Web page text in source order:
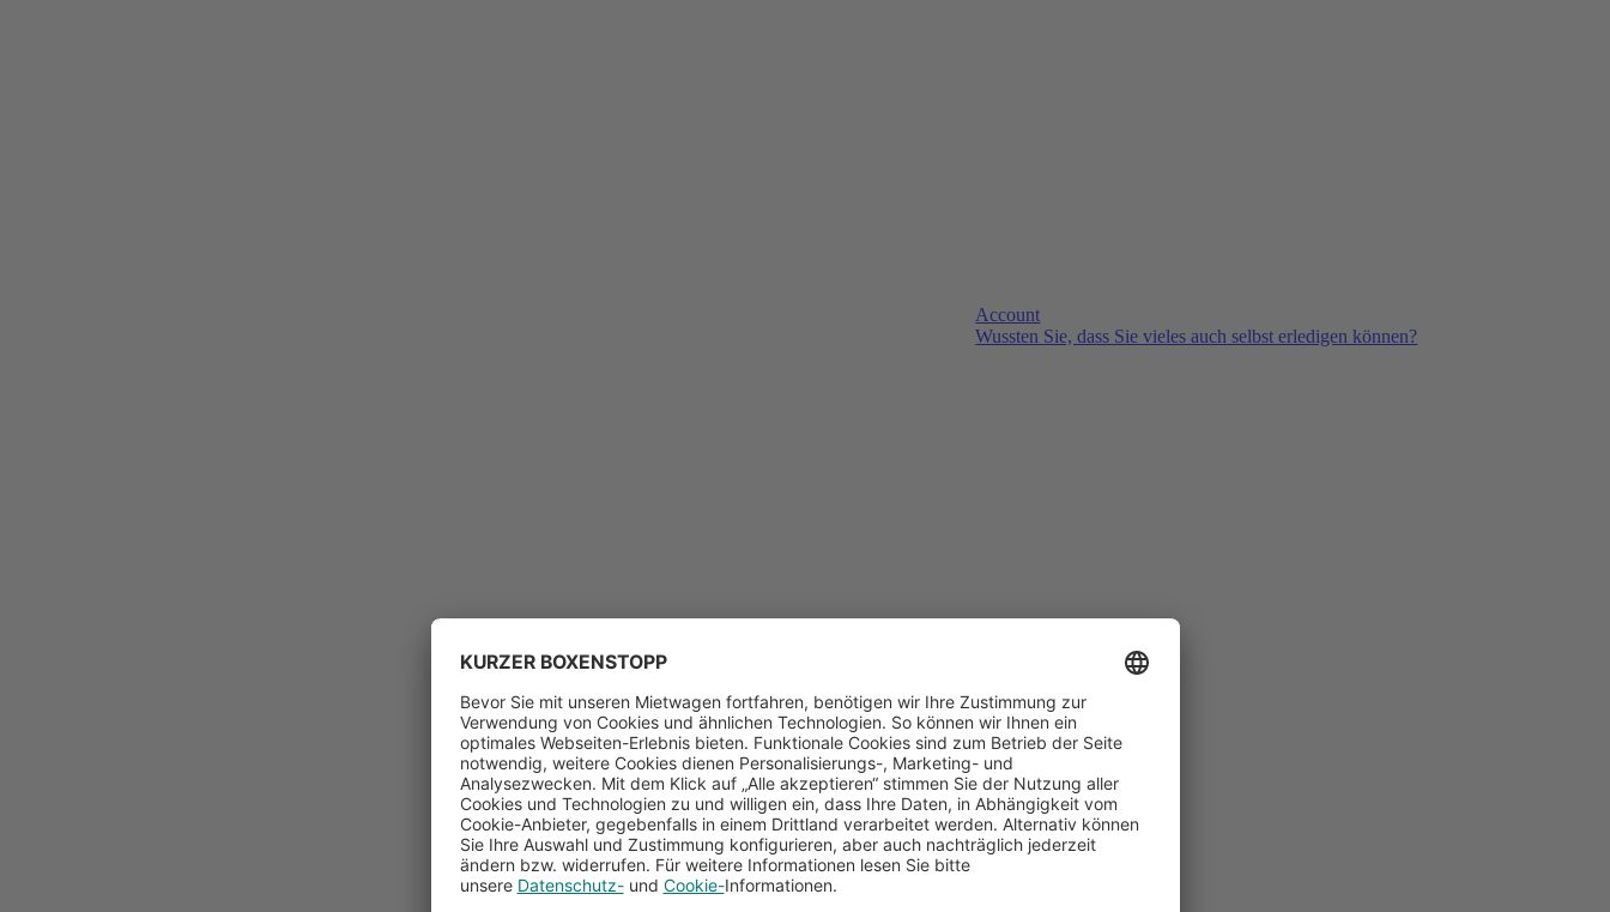
Account
Wussten Sie, dass Sie vieles auch selbst erledigen können?